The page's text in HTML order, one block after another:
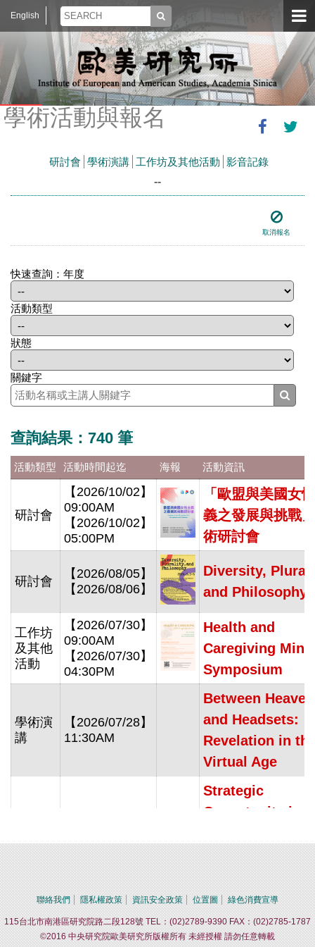
English
學術活動與報名
研討會 學術演講 工作坊及其他活動 影音記錄
--
取消報名
快速查詢：年度
活動類型
狀態
關鍵字
查詢結果：740 筆
活動類型 活動時間起迄 海報 活動資訊
研討會
【2026/10/02】
09:00AM
【2026/10/02】
05:00PM
「歐盟與美國女
義之發展與挑戰
術研討會
研討會
【2026/08/05】
【2026/08/06】
Diversity,
and Philosophy
工作坊
及其他
活動
【2026/07/30】
09:00AM
【2026/07/30】
04:30PM
Health and
Caregiving Mini-
Symposium
學術演
講
【2026/07/28】
11:30AM
Between Heaven
and Headsets:
Revelation in
Virtual Age
學術演
講
【2026/07/27】
02:30PM
【2026/07/27】
04:00PM
Strategic
Opportunity in
Abandonment:
Taiwan’s
Semiconductor
Diplomacy in
Era of Trump 2.0
聯絡我們 隱私權政策 資訊安全政策 位置圖 綠色消費宣導
115台北市南港區研究院路二段128號 TEL：(02)2789-9390 FAX：(02)2785-1787
©2016 中央研究院歐美研究所版權所有 未經授權 請勿任意轉載